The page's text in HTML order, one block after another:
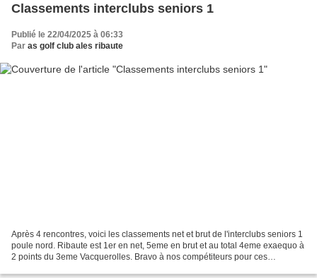
Classements interclubs seniors 1
Publié le 22/04/2025 à 06:33
Par as golf club ales ribaute
Après 4 rencontres, voici les classements net et brut de l'interclubs seniors 1
poule nord. Ribaute est 1er en net, 5eme en brut et au total 4eme exaequo à
2 points du 3eme Vacquerolles. Bravo à nos compétiteurs pour ces